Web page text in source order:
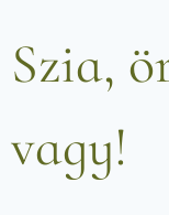
Szia,
vagy!